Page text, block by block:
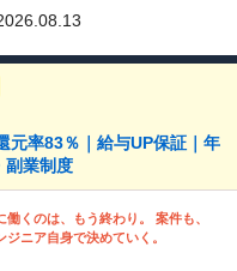
元率83％｜給与UP保証｜年
副業制度
働くのは、もう終わり。 案件も、
ジニア自身で決めていく。